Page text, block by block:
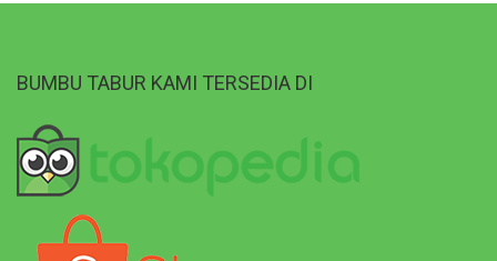
BUMBU TABUR KAMI TERSEDIA DI